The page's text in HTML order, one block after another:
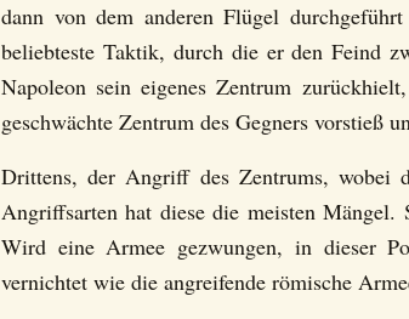
dann von dem anderen Flügel
beliebteste Taktik, durch die er den Feind
Napoleon sein eigenes Zentrum
geschwächte Zentrum des Gegners vorstieß
Drittens, der Angriff des Zentrums, wobei
Angriffsarten hat diese die meisten Mängel.
Wird eine Armee gezwungen, in dieser
vernichtet wie die angreifende römische